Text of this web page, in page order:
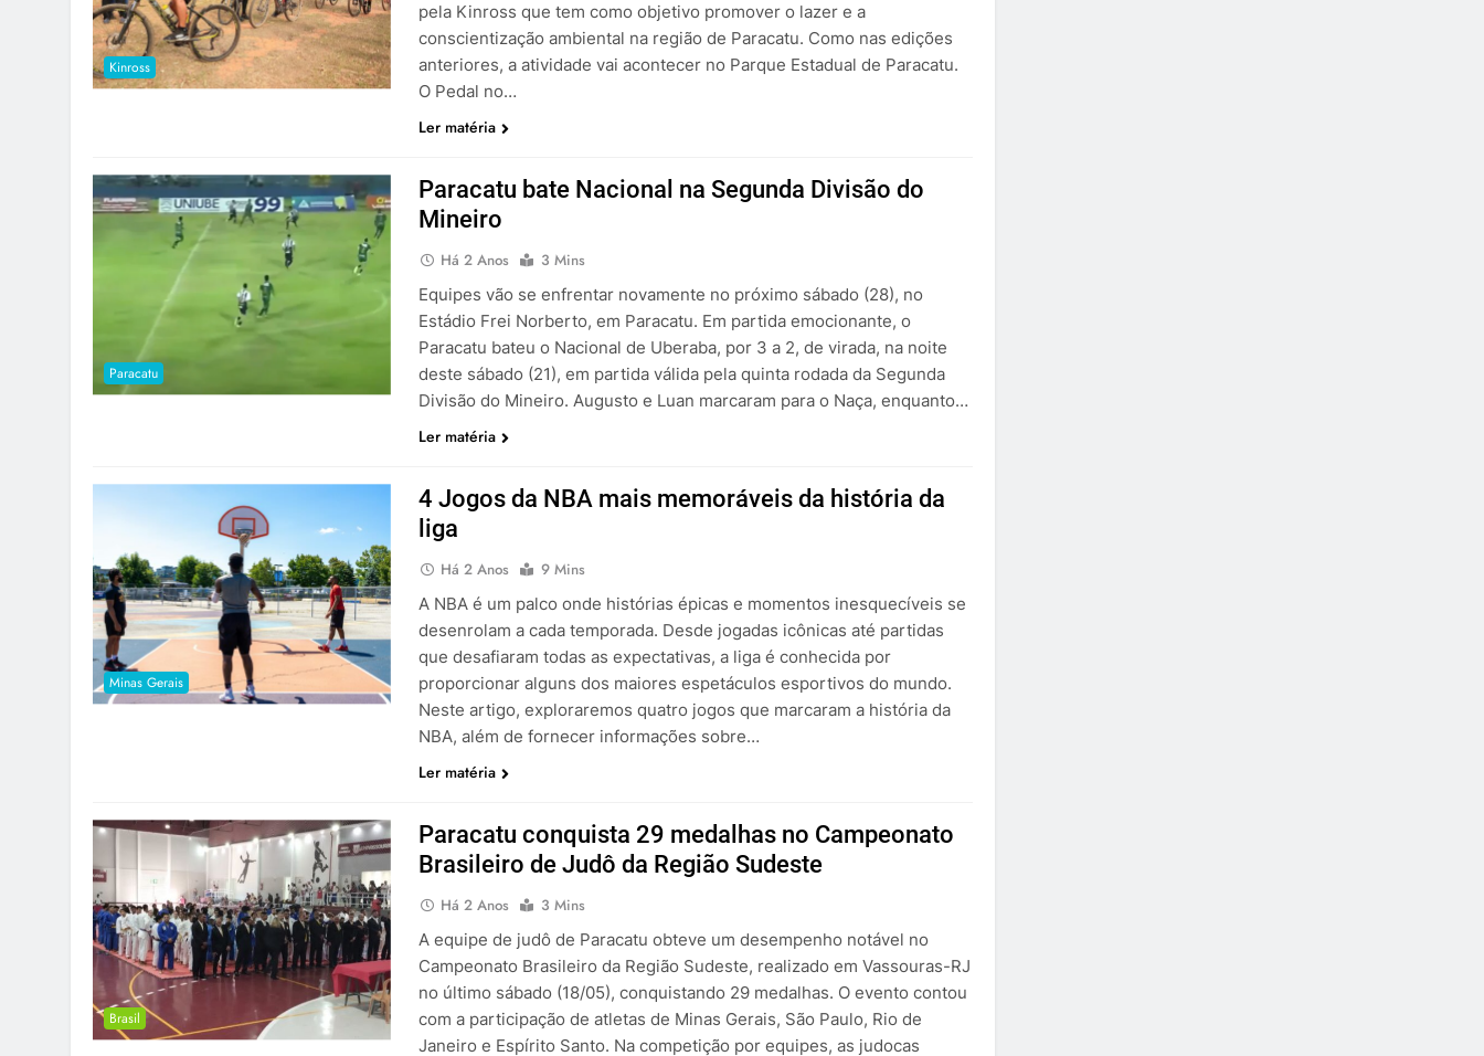
Kinross
pela Kinross que tem como objetivo promover o lazer e a
conscientização ambiental na região de Paracatu. Como nas edições
anteriores, a atividade vai acontecer no Parque Estadual de Paracatu.
O Pedal no…
Ler matéria
Paracatu
Paracatu bate Nacional na Segunda Divisão do
Mineiro
Há 2 Anos
3 Mins
Equipes vão se enfrentar novamente no próximo sábado (28), no
Estádio Frei Norberto, em Paracatu. Em partida emocionante, o
Paracatu bateu o Nacional de Uberaba, por 3 a 2, de virada, na noite
deste sábado (21), em partida válida pela quinta rodada da Segunda
Divisão do Mineiro. Augusto e Luan marcaram para o Naça, enquanto…
Ler matéria
Minas Gerais
4 Jogos da NBA mais memoráveis da história da
liga
Há 2 Anos
9 Mins
A NBA é um palco onde histórias épicas e momentos inesquecíveis se
desenrolam a cada temporada. Desde jogadas icônicas até partidas
que desafiaram todas as expectativas, a liga é conhecida por
proporcionar alguns dos maiores espetáculos esportivos do mundo.
Neste artigo, exploraremos quatro jogos que marcaram a história da
NBA, além de fornecer informações sobre…
Ler matéria
Brasil
Paracatu conquista 29 medalhas no Campeonato
Brasileiro de Judô da Região Sudeste
Há 2 Anos
3 Mins
A equipe de judô de Paracatu obteve um desempenho notável no
Campeonato Brasileiro da Região Sudeste, realizado em Vassouras-RJ
no último sábado (18/05), conquistando 29 medalhas. O evento contou
com a participação de atletas de Minas Gerais, São Paulo, Rio de
Janeiro e Espírito Santo. Na competição por equipes, as judocas